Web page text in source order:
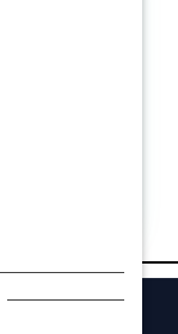
خریدی
© تمامی حقوق